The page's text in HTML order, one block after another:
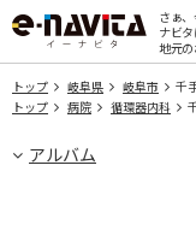
さぁ
ナビ
地元の
トップ 岐阜県 岐阜市
千
トップ
病院 循環器内科
アルバム